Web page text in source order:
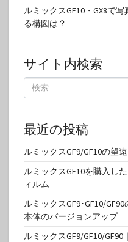
ルミックスGF10・GX8で
る構図は？
サイト内検索
最近の投稿
ルミックスGF9/GF10の望
ルミックスGF10を購入し
ィルム
ルミックスGF9･GF10/
本体のバージョンアップ
ルミックスGF9/GF10/